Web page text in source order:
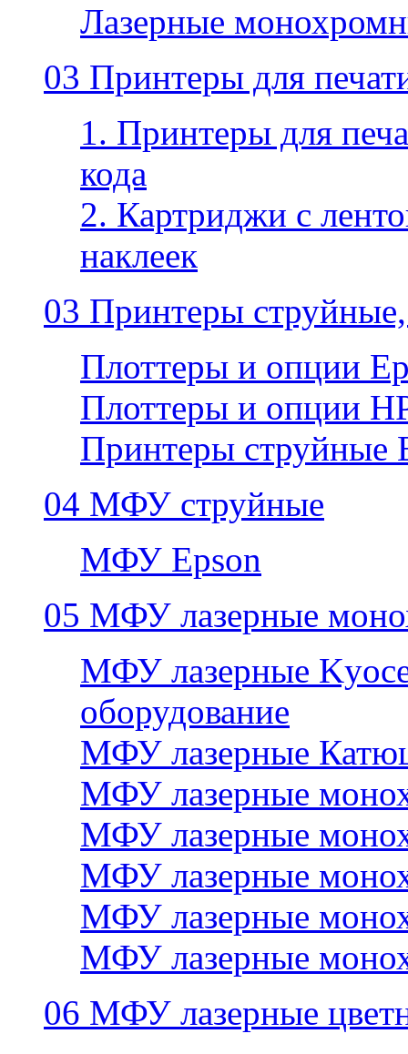
Лазерные
03 Принтеры для
1. Принтеры для
кода
2. Картриджи с
наклеек
03 Принтеры
Плоттеры и опции
Плоттеры и опции
Принтеры струйные
04 МФУ струйные
МФУ Epson
05 МФУ лазерные
МФУ лазерные
оборудование
МФУ лазерные
МФУ лазерные
МФУ лазерные
МФУ лазерные
МФУ лазерные
МФУ лазерные
06 МФУ лазерные